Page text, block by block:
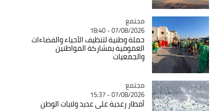
Catégorie
مجتمع
07/08/2026 - 18:40
حملة وطنية لتنظيف الأحياء والفضاءات
العمومية بمشاركة المواطنين
والجمعيات
Catégorie
مجتمع
07/08/2026 - 15:37
أمطار رعدية على عديد ولايات الوطن